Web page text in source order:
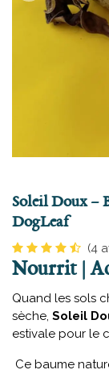
Soleil Doux –
DogLeaf
(4
Nourrit |
Quand les sols
sèche, Soleil
estivale pour le
Ce baume